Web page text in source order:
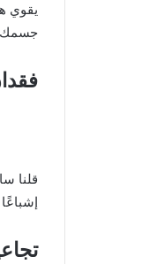
يقوي
جسمك،
قلنا